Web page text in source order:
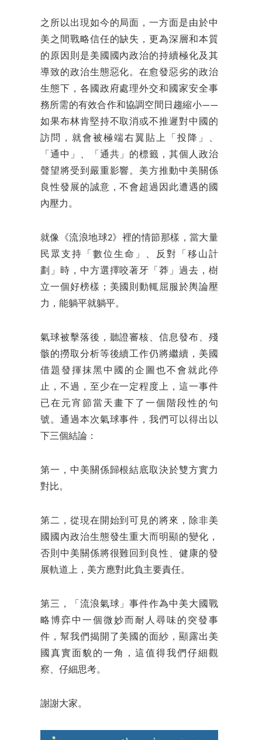
之所以出現如今的局面，一方面是由於中
美之間戰略信任的缺失，更為深層和本質
的原因則是美國國內政治的持續極化及其
導致的政治生態惡化。在愈發惡劣的政治
生態下，各國政府處理外交和國家安全事
務所需的有效合作和協調空間日趨縮小——
如果布林肯堅持不取消或不推遲對中國的
訪問，就會被極端右翼貼上「投降」、
「通中」、「通共」的標籤，其個人政治
聲望將受到嚴重影響。美方推動中美關係
良性發展的誠意，不會超過因此遭遇的國
內壓力。
就像《流浪地球2》裡的情節那樣，當大量
民眾支持「數位生命」、反對「移山計
劃」時，中方選擇咬著牙「莽」過去，樹
立一個好榜樣；美國則動輒屈服於輿論壓
力，能躺平就躺平。
氣球被擊落後，聽證審核、信息發布、殘
骸的撈取分析等後續工作仍將繼續，美國
借題發揮抹黑中國的企圖也不會就此停
止，不過，至少在一定程度上，這一事件
已在元宵節當天畫下了一個階段性的句
號。通過本次氣球事件，我們可以得出以
下三個結論：
第一，中美關係歸根結底取決於雙方實力
對比。
第二，從現在開始到可見的將來，除非美
國國內政治生態發生重大而明顯的變化，
否則中美關係將很難回到良性、健康的發
展軌道上，美方應對此負主要責任。
第三，「流浪氣球」事件作為中美大國戰
略博弈中一個微妙而耐人尋味的突發事
件，幫我們揭開了美國的面紗，顯露出美
國真實面貌的一角，這值得我們仔細觀
察、仔細思考。
謝謝大家。